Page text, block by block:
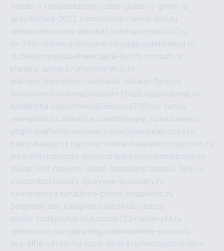
naruto-x.rupursefactory.rutor-lyubov-i-grom.ru
spayderhed-2022.ru movieone.ruevro-dez.ru
webamator.ru ma-absolut1.ruavtopomosch27.ru
nv-750.ru news-plain.ru nertansaga.rudelanalad.ru
dizfiles.ruyoutubefree.ruaria-family.ru roadli.ru
planeta-samara.ru mysmartbuy.ru
matrasy-kemerovo.ruashanet.rutrade-farm.ru
dotcustoms.rudomizbrusa9x12spb.ruautodamp.ru
narasimha.rudjcommodities.ru nv750.rux-ton.ru
newsplain.rucardvoice.ru modopaper.ru manunae.ru
gbget.rualfeihavsalnassr.ru madoma.rutajuncos.ru
petrovkasports.ruporno-online-besplatno.rusplclub.ru
york-life.rudoroga-expo.ru ribery.rucleanmedicine.ru
slovar-ivrit.ruporno-video-besplatno.ruseks-365.ru
ovucontrol.rusloty-igrovyye-avtomaty.ru
ru-industriya.ru russkoe-porno-besplatno.ru
belgorod-day.rudigilith.rupichkurovlab.ru
medic-today.rutaksu.rucomp123.rudon-ykt.ru
teensvoice.ru imgsharing.rudomashnee-porno.ru
eva-elfie.rufoto-tur.rubiz-doska.ru metropoltravel.ru